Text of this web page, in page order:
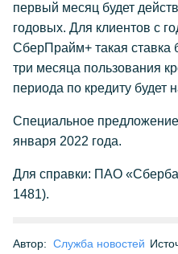
первый месяц будет
годовых. Для клиентов с
СберПрайм+ такая ставка
три месяца пользования
периода по кредиту будет
Специальное
января 2022 года.
Для справки: ПАО
1481).
Автор: Служба новостей